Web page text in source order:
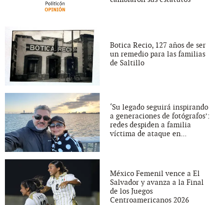
Botica Recio, 127 años de ser
un remedio para las familias
de Saltillo
‘Su legado seguirá inspirando
a generaciones de fotógrafos’:
redes despiden a familia
víctima de ataque en...
México Femenil vence a El
Salvador y avanza a la Final
de los Juegos
Centroamericanos 2026